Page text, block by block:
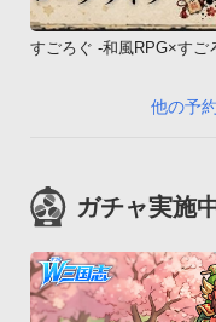
すごろぐ -和風RPG×すご
他の予
ガチャ実施